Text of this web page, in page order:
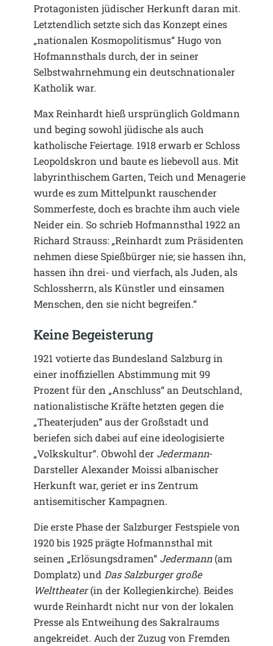
Protagonisten jüdischer Herkunft daran mit.
Letztendlich setzte sich das Konzept eines
„nationalen Kosmopolitismus“ Hugo von
Hofmannsthals durch, der in seiner
Selbstwahrnehmung ein deutschnationaler
Katholik war.
Max Reinhardt hieß ursprünglich Goldmann
und beging sowohl jüdische als auch
katholische Feiertage. 1918 erwarb er Schloss
Leopoldskron und baute es liebevoll aus. Mit
labyrinthischem Garten, Teich und Menagerie
wurde es zum Mittelpunkt rauschender
Sommerfeste, doch es brachte ihm auch viele
Neider ein. So schrieb Hofmannsthal 1922 an
Richard Strauss: „Reinhardt zum Präsidenten
nehmen diese Spießbürger nie; sie hassen ihn,
hassen ihn drei- und vierfach, als Juden, als
Schlossherrn, als Künstler und einsamen
Menschen, den sie nicht begreifen.“
Keine Begeisterung
1921 votierte das Bundesland Salzburg in
einer inoffiziellen Abstimmung mit 99
Prozent für den „Anschluss“ an Deutschland,
nationalistische Kräfte hetzten gegen die
„Theaterjuden“ aus der Großstadt und
beriefen sich dabei auf eine ideologisierte
„Volkskultur“. Obwohl der Jedermann-
Darsteller Alexander Moissi albanischer
Herkunft war, geriet er ins Zentrum
antisemitischer Kampagnen.
Die erste Phase der Salzburger Festspiele von
1920 bis 1925 prägte Hofmannsthal mit
seinen „Erlösungsdramen“ Jedermann(am
Domplatz) und Das Salzburger große
Welttheater(in der Kollegienkirche). Beides
wurde Reinhardt nicht nur von der lokalen
Presse als Entweihung des Sakralraums
angekreidet. Auch der Zuzug von Fremden